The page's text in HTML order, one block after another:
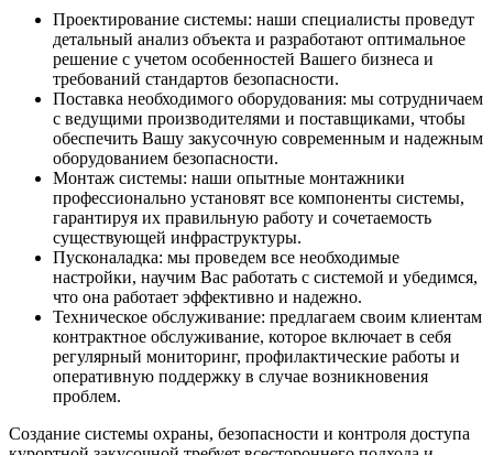
Проектирование системы: наши специалисты проведут
детальный анализ объекта и разработают оптимальное
решение с учетом особенностей Вашего бизнеса и
требований стандартов безопасности.
Поставка необходимого оборудования: мы сотрудничаем
с ведущими производителями и поставщиками, чтобы
обеспечить Вашу закусочную современным и надежным
оборудованием безопасности.
Монтаж системы: наши опытные монтажники
профессионально установят все компоненты системы,
гарантируя их правильную работу и сочетаемость
существующей инфраструктуры.
Пусконаладка: мы проведем все необходимые
настройки, научим Вас работать с системой и убедимся,
что она работает эффективно и надежно.
Техническое обслуживание: предлагаем своим клиентам
контрактное обслуживание, которое включает в себя
регулярный мониторинг, профилактические работы и
оперативную поддержку в случае возникновения
проблем.
Создание системы охраны, безопасности и контроля доступа